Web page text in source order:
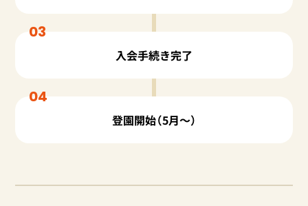
03
入会手続き完了
04
登園開始（5月〜）